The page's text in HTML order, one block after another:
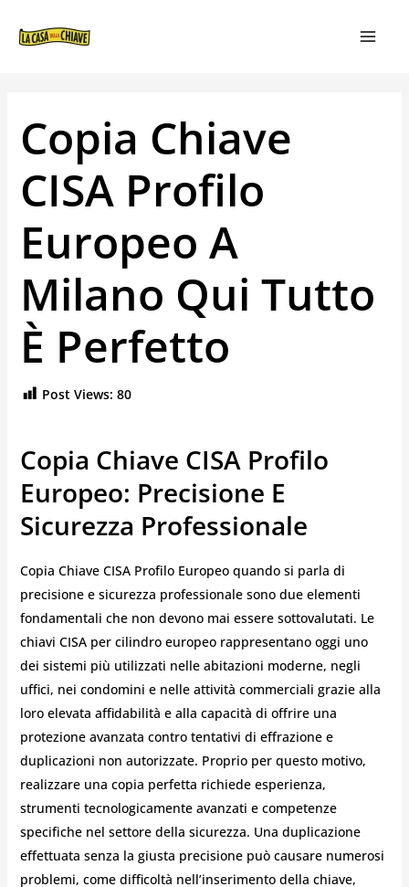
Copia Chiave
CISA Profilo
Europeo A
Milano Qui Tutto
È Perfetto
Post Views: 80
Copia Chiave CISA Profilo
Europeo: Precisione E
Sicurezza Professionale
Copia Chiave CISA Profilo Europeo quando si parla di
precisione e sicurezza professionale sono due elementi
fondamentali che non devono mai essere sottovalutati. Le
chiavi CISA per cilindro europeo rappresentano oggi uno
dei sistemi più utilizzati nelle abitazioni moderne, negli
uffici, nei condomini e nelle attività commerciali grazie alla
loro elevata affidabilità e alla capacità di offrire una
protezione avanzata contro tentativi di effrazione e
duplicazioni non autorizzate. Proprio per questo motivo,
realizzare una copia perfetta richiede esperienza,
strumenti tecnologicamente avanzati e competenze
specifiche nel settore della sicurezza. Una duplicazione
effettuata senza la giusta precisione può causare numerosi
problemi, come difficoltà nell’inserimento della chiave,
ARTICOLI